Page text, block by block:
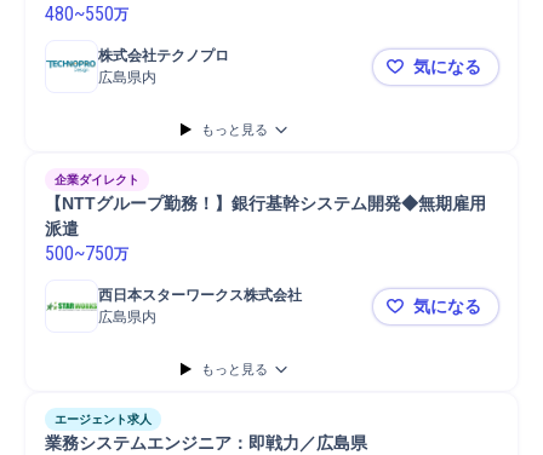
480~550万
株式会社テクノプロ
広島県内
V1【広島支
気になる
もっと見る
企業ダイレクト
【NTTグループ勤務！】銀行基幹システム開発◆無期雇用
派遣
500~750万
西日本スターワークス株式会社
広島県内
【NTTグル
気になる
もっと見る
エージェント求人
業務システムエンジニア：即戦力／広島県